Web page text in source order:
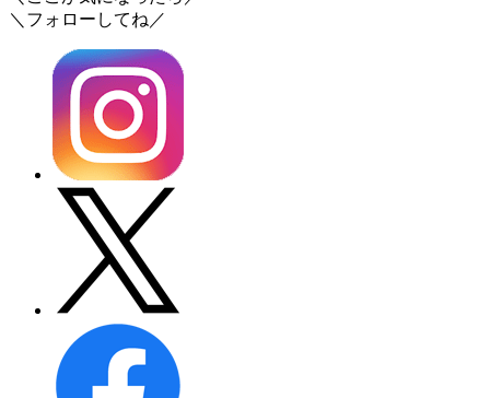
＼フォローしてね／